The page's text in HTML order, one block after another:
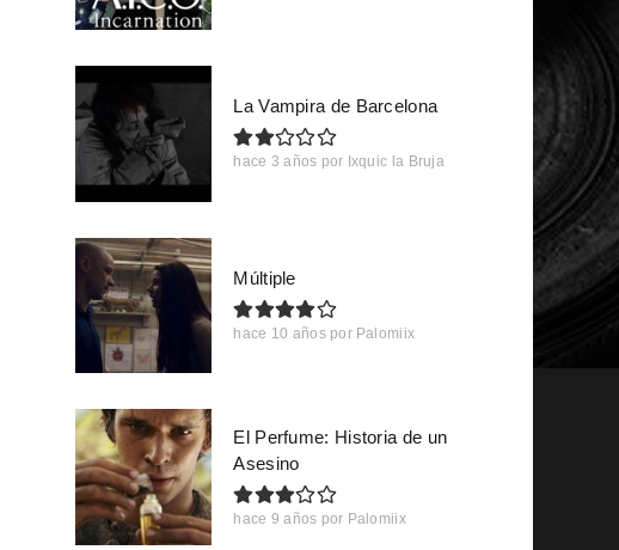
La Vampira de Barcelona
hace 3 años por Ixquic la Bruja
Múltiple
hace 10 años por Palomiix
El Perfume: Historia de un
Asesino
hace 9 años por Palomiix